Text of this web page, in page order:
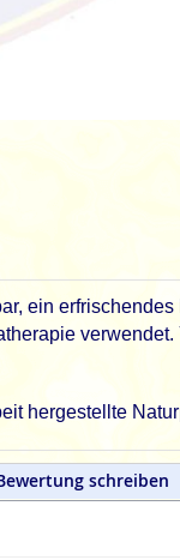
ein
hergestellte
schreiben